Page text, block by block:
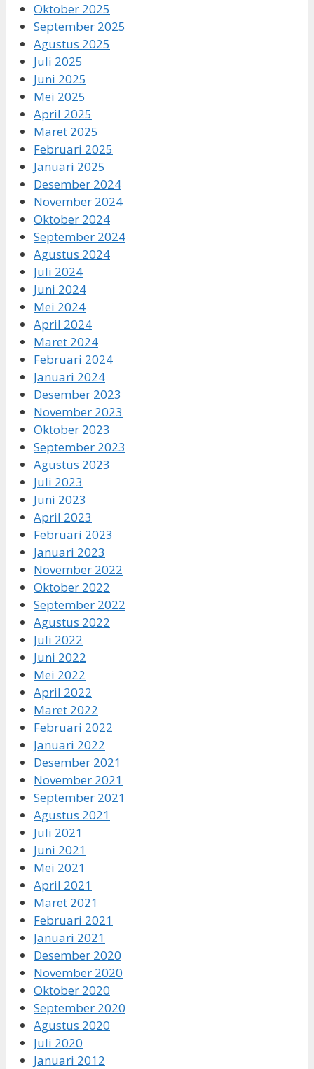
Oktober 2025
September 2025
Agustus 2025
Juli 2025
Juni 2025
Mei 2025
April 2025
Maret 2025
Februari 2025
Januari 2025
Desember 2024
November 2024
Oktober 2024
September 2024
Agustus 2024
Juli 2024
Juni 2024
Mei 2024
April 2024
Maret 2024
Februari 2024
Januari 2024
Desember 2023
November 2023
Oktober 2023
September 2023
Agustus 2023
Juli 2023
Juni 2023
April 2023
Februari 2023
Januari 2023
November 2022
Oktober 2022
September 2022
Agustus 2022
Juli 2022
Juni 2022
Mei 2022
April 2022
Maret 2022
Februari 2022
Januari 2022
Desember 2021
November 2021
September 2021
Agustus 2021
Juli 2021
Juni 2021
Mei 2021
April 2021
Maret 2021
Februari 2021
Januari 2021
Desember 2020
November 2020
Oktober 2020
September 2020
Agustus 2020
Juli 2020
Januari 2012